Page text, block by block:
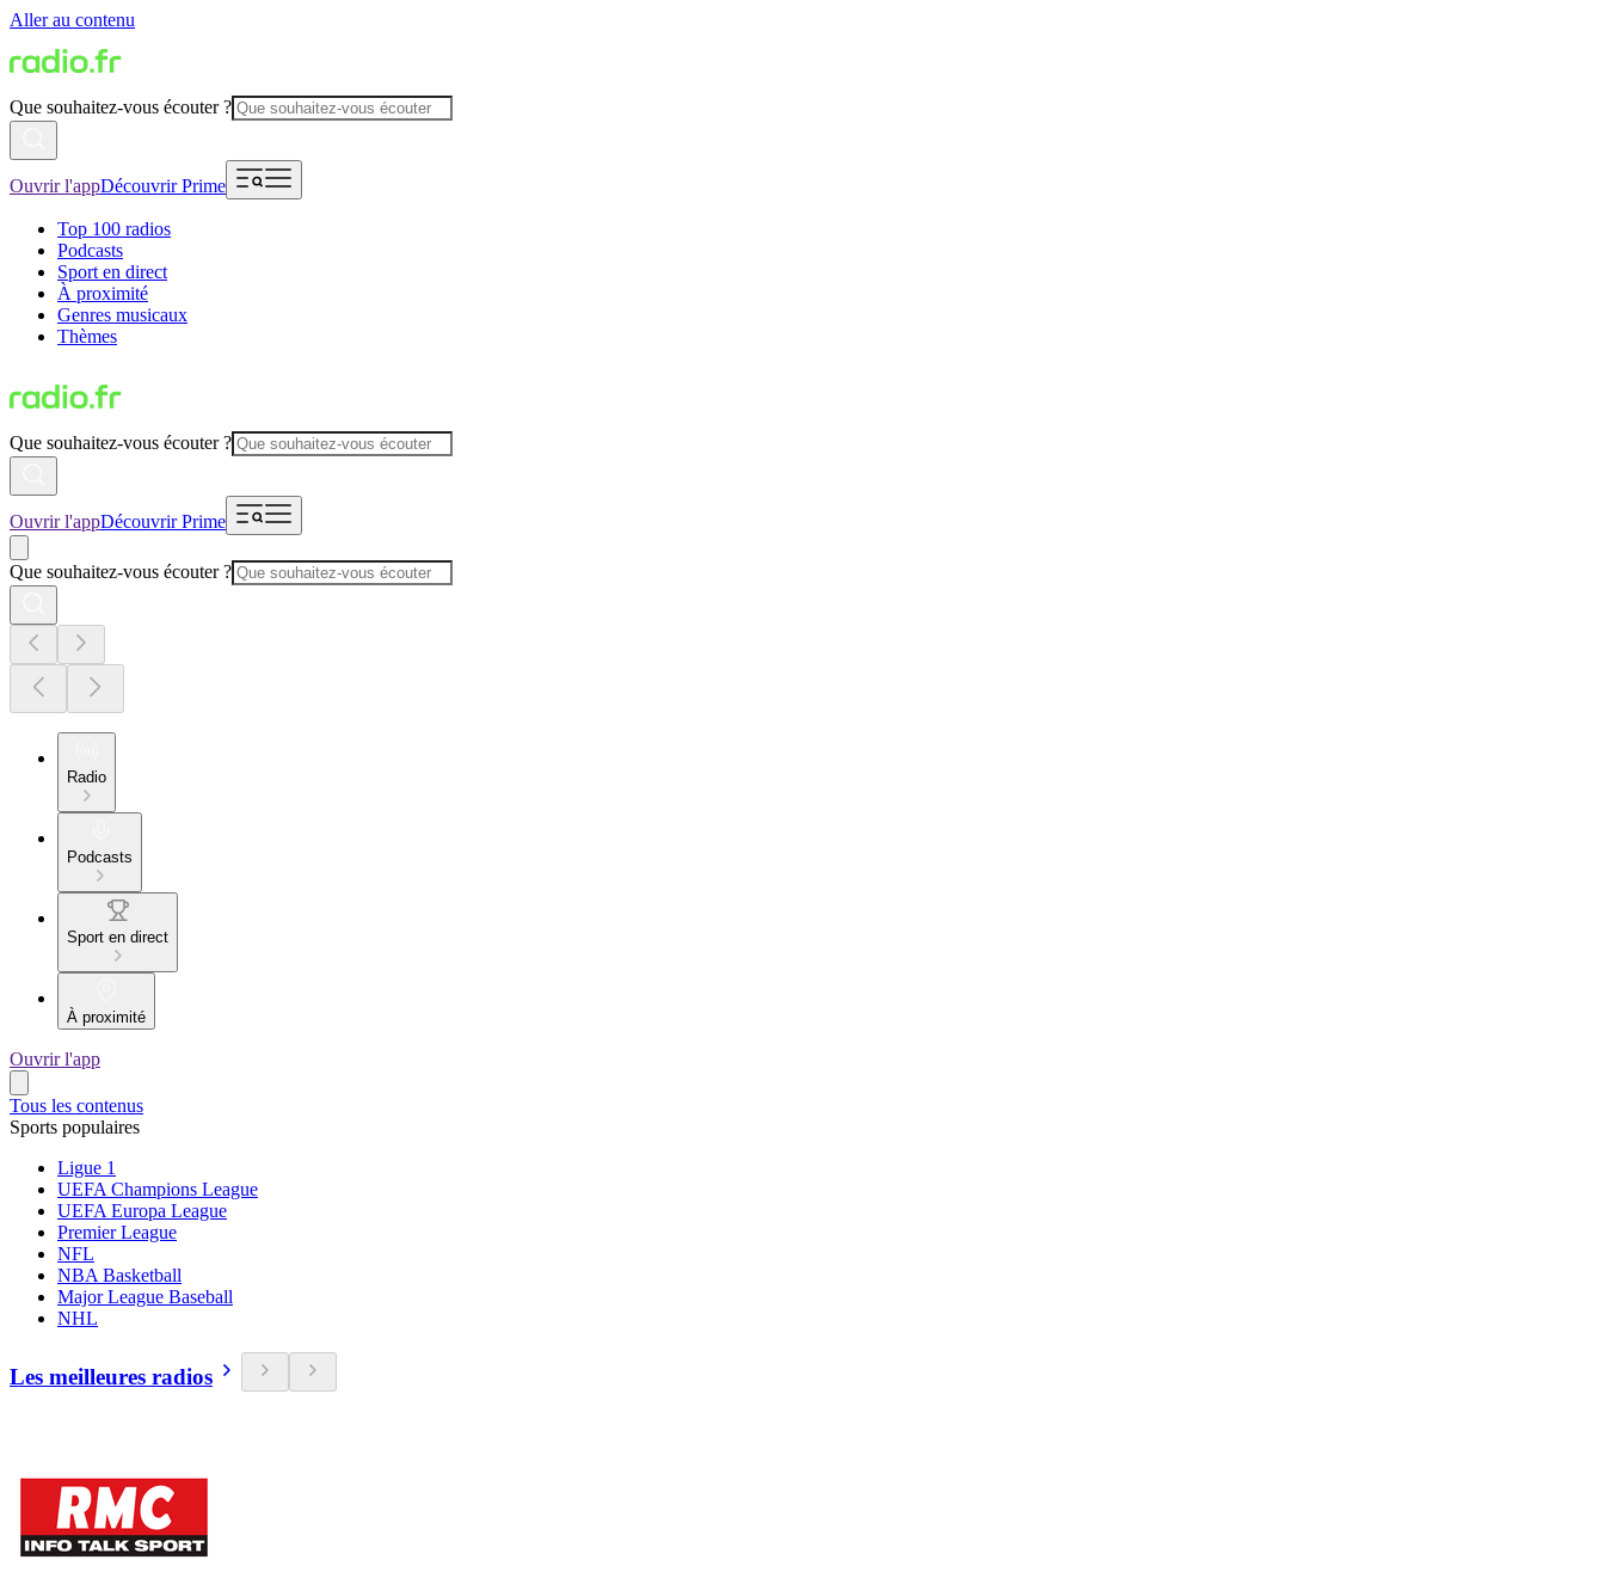
Aller au contenu
Que souhaitez-vous écouter ?
Ouvrir l'appDécouvrir Prime
Top 100 radios
Podcasts
Sport en direct
À proximité
Genres musicaux
Thèmes
Que souhaitez-vous écouter ?
Ouvrir l'appDécouvrir Prime
Que souhaitez-vous écouter ?
Radio
Podcasts
Sport en direct
À proximité
Ouvrir l'app
Tous les contenus
Sports populaires
Ligue 1
UEFA Champions League
UEFA Europa League
Premier League
NFL
NBA Basketball
Major League Baseball
NHL
Les meilleures radios